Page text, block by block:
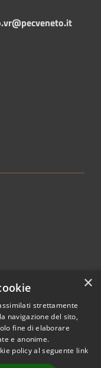
© 2026 • Comune di
Giovanni Lupatoto •
×
strettamente
navigazione del sito,
fine di elaborare
e anonime.
policy al seguente link